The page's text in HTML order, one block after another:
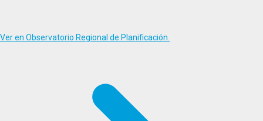
Ver en Observatorio Regional de Planificación.